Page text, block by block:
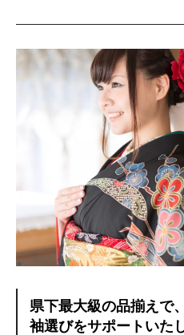
県下最大級の品揃えで
袖選びをサポートいた